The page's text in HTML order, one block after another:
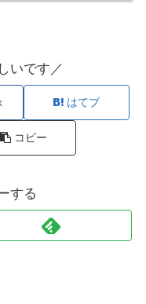
いです／
はてブ
コピー
する